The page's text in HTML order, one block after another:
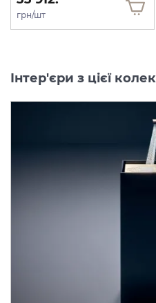
грн/шт
Інтер'єри з цієї